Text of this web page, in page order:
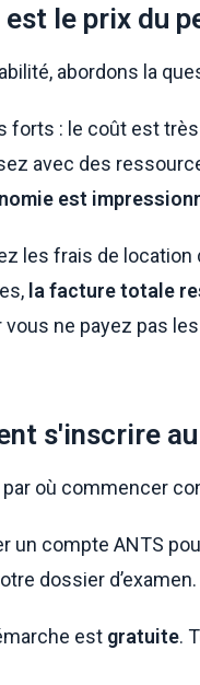
est le prix du
abordons la
forts : le coût est
avec des
est
les frais de location
la facture totale
ne payez pas
s'inscrire
par où commencer
un compte ANTS
dossier d’examen.
est gratuite.